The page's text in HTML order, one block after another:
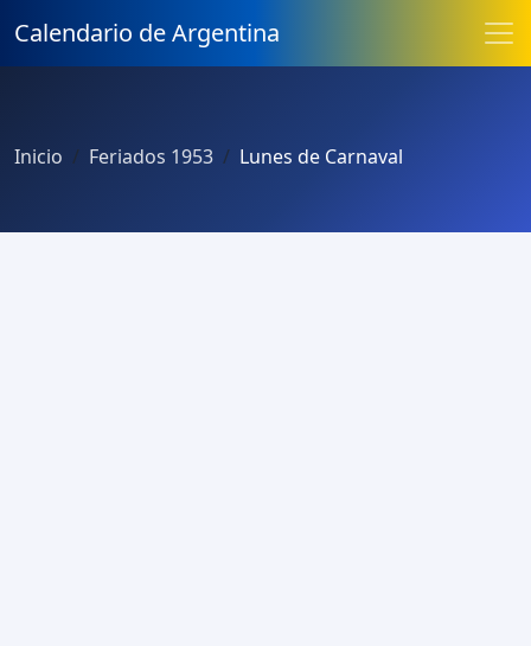
Calendario de Argentina
Inicio Feriados 1953 Lunes de Carnaval